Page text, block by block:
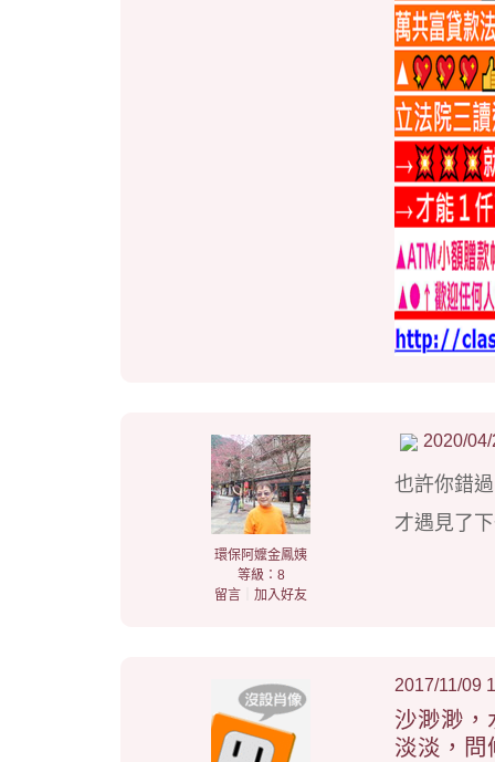
環保阿嬤金鳳姨
等級：8
留言
加入好友
2020/
也許你錯
才遇見了
2017/11/09
沙渺渺，
淡淡，問